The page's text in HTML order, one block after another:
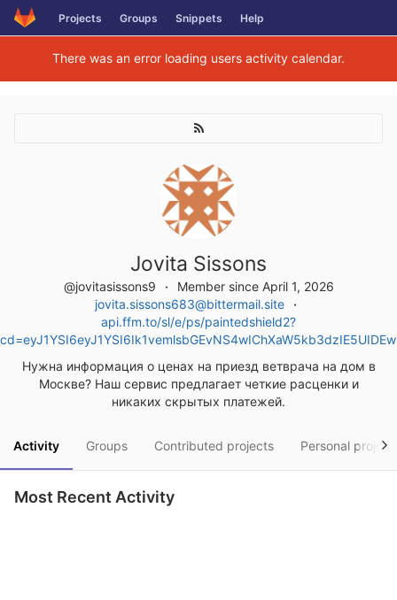
Skip
to
Projects Groups Snippets Help
There was an error loading users activity calendar.
Jovita Sissons
@jovitasissons9
Member since April 1, 2026
jovita.sissons683@bittermail.site
api.ffm.to/sl/e/ps/paintedshield2?
Нужна информация о ценах на приезд ветврача на дом в
Москве? Наш сервис предлагает четкие расценки и
никаких скрытых платежей.
Activity Groups Contributed projects Personal
Most Recent Activity